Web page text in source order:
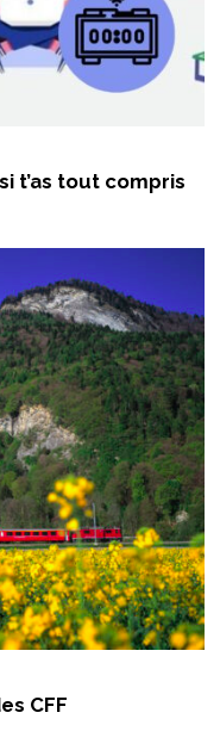
t’as tout compris
CFF